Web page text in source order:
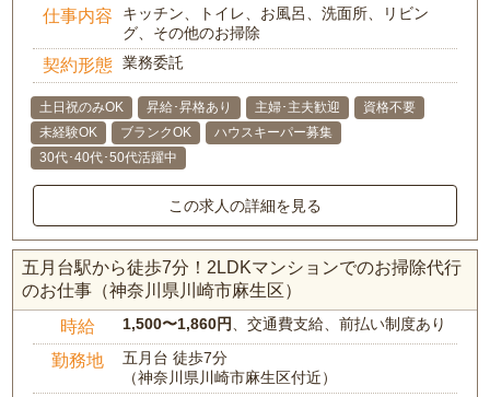
仕事内容
キッチン、トイレ、お風呂、洗面所、リビン
グ、その他のお掃除
契約形態 業務委託
土日祝のみOK 昇給･昇格あり 主婦･主夫歓迎
資格不要
未経験OK
ブランクOK
ハウスキーパー募集
30代･40代･50代活躍中
この求人の詳細を見る
五月台駅から徒歩7分！2LDKマンションでのお掃除代行
のお仕事（神奈川県川崎市麻生区）
時給 1,500〜1,860円 、交通費支給、前払い制度あり
勤務地
五月台 徒歩7分
（神奈川県川崎市麻生区付近）